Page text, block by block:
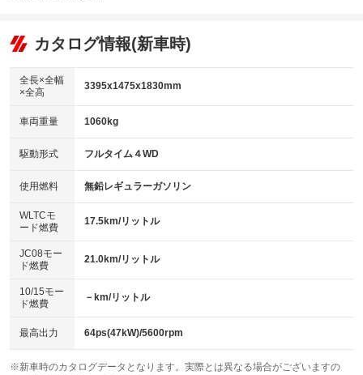
リフトアップ
：装備なし
：装備あり
パワーウィンドウ
アイドリングストップ
：装備あり
USB入力端子
：装備あり
100V電源
：装備なし
センターデフロック
：装備なし
電動格納ミラー
：装備あり
ビジュアル：-／DVD再生
：装備あり
：装備あり
革シート
キーレス
HID(キセノンライト)
：装備なし
バックカメラ
：装備あり
エアロ
：装備なし
：装備なし
パワーシート
ベンチシート
：装備あり
チップアップシート
：装備なし
：装備なし ：装備あり
カタログ情報(新車時)
全長×全幅
×全高
3395x1475x1830mm
車両重量 1060kg
駆動形式 フルタイム４WD
使用燃料 無鉛レギュラーガソリン
WLTCモ
ード燃費
17.5km/リットル
JC08モー
ド燃費
21.0km/リットル
10/15モー
ド燃費
－km/リットル
最高出力 64ps(47kW)/5600rpm
※新車時のカタログデータとなります。実際とは異なる場合がございますの